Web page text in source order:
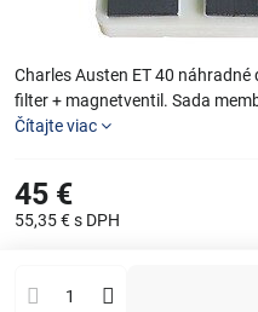
Charles Austen ET 40
filter + magnetventil. Sada
Čítajte viac
45 €
55,35 €s DPH